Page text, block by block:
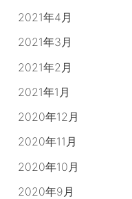
2021年4月
2021年3月
2021年2月
2021年1月
2020年12月
2020年11月
2020年10月
2020年9月